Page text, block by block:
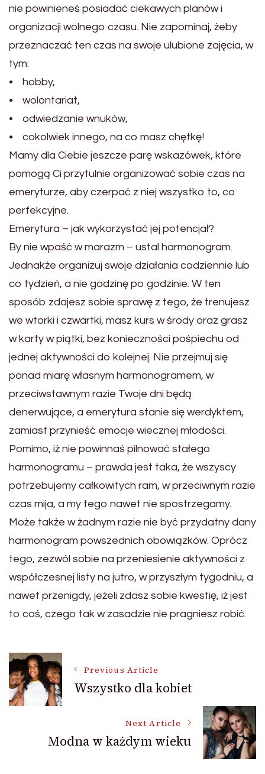
nie powinieneś posiadać ciekawych planów i
organizacji wolnego czasu. Nie zapominaj, żeby
przeznaczać ten czas na swoje ulubione zajęcia, w
tym:
• hobby,
• wolontariat,
• odwiedzanie wnuków,
• cokolwiek innego, na co masz chętkę!
Mamy dla Ciebie jeszcze parę wskazówek, które
pomogą Ci przytulnie organizować sobie czas na
emeryturze, aby czerpać z niej wszystko to, co
perfekcyjne.
Emerytura – jak wykorzystać jej potencjał?
By nie wpaść w marazm – ustal harmonogram.
Jednakże organizuj swoje działania codziennie lub
co tydzień, a nie godzinę po godzinie. W ten
sposób zdajesz sobie sprawę z tego, że trenujesz
we wtorki i czwartki, masz kurs w środy oraz grasz
w karty w piątki, bez konieczności pośpiechu od
jednej aktywności do kolejnej. Nie przejmuj się
ponad miarę własnym harmonogramem, w
przeciwstawnym razie Twoje dni będą
denerwujące, a emerytura stanie się werdyktem,
zamiast przynieść emocje wiecznej młodości.
Pomimo, iż nie powinnaś pilnować stałego
harmonogramu – prawda jest taka, że wszyscy
potrzebujemy całkowitych ram, w przeciwnym razie
czas mija, a my tego nawet nie spostrzegamy.
Może także w żadnym razie nie być przydatny dany
harmonogram powszednich obowiązków. Oprócz
tego, zezwól sobie na przeniesienie aktywności z
współczesnej listy na jutro, w przyszłym tygodniu, a
nawet przenigdy, jeżeli zdasz sobie kwestię, iż jest
to coś, czego tak w zasadzie nie pragniesz robić.
Post
Navigation
Previous Article
Wszystko dla kobiet
Next Article
Modna w każdym wieku